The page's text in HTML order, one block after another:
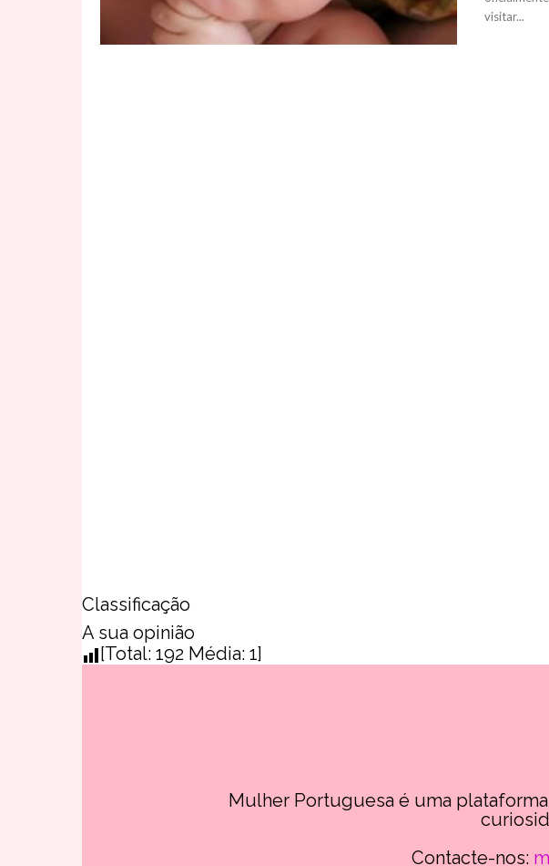
visitar...
Classificação
A sua opinião
[Total: 192 Média: 1]
Mulher Portuguesa é uma
Contacte-nos: